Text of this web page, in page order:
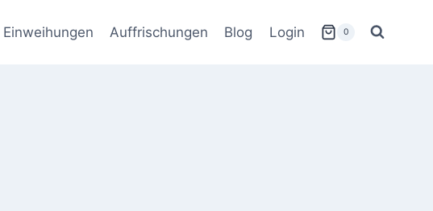
Einweihungen Auffrischungen Blog Login 0